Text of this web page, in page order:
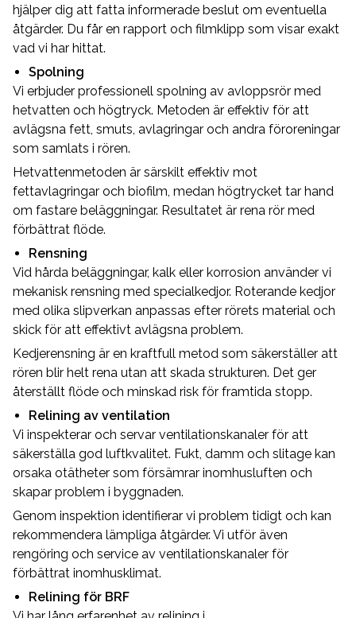
hjälper dig att fatta informerade beslut om eventuella
åtgärder. Du får en rapport och filmklipp som visar exakt
vad vi har hittat.
Spolning
Vi erbjuder professionell spolning av avloppsrör med
hetvatten och högtryck. Metoden är effektiv för att
avlägsna fett, smuts, avlagringar och andra föroreningar
som samlats i rören.
Hetvattenmetoden är särskilt effektiv mot
fettavlagringar och biofilm, medan högtrycket tar hand
om fastare beläggningar. Resultatet är rena rör med
förbättrat flöde.
Rensning
Vid hårda beläggningar, kalk eller korrosion använder vi
mekanisk rensning med specialkedjor. Roterande kedjor
med olika slipverkan anpassas efter rörets material och
skick för att effektivt avlägsna problem.
Kedjerensning är en kraftfull metod som säkerställer att
rören blir helt rena utan att skada strukturen. Det ger
återställt flöde och minskad risk för framtida stopp.
Relining av ventilation
Vi inspekterar och servar ventilationskanaler för att
säkerställa god luftkvalitet. Fukt, damm och slitage kan
orsaka otätheter som försämrar inomhusluften och
skapar problem i byggnaden.
Genom inspektion identifierar vi problem tidigt och kan
rekommendera lämpliga åtgärder. Vi utför även
rengöring och service av ventilationskanaler för
förbättrat inomhusklimat.
Relining för BRF